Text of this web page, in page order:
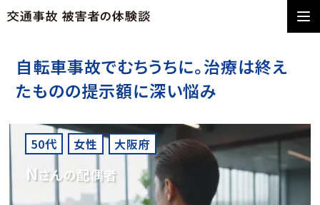
自転車事故でむちうちに。治療は終え
たものの提示額に深い悩み
50代 女性 大阪府
Nさんの配偶者